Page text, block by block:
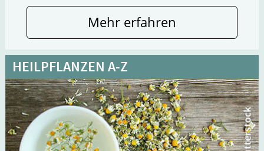
Mehr erfahren
HEILPFLANZEN A-Z